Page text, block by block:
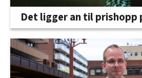
Det ligger an til